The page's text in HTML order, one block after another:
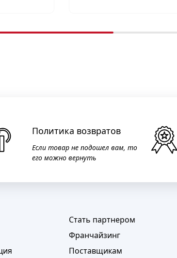
Политика возвратов
Если товар не подошел вам, то
его можно вернуть
Стать партнером
Франчайзинг
Поставщикам